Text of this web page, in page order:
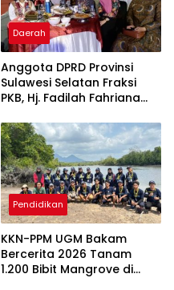
Daerah
Anggota DPRD Provinsi
Sulawesi Selatan Fraksi
PKB, Hj. Fadilah Fahriana
Takalar Menyalakan
Lentera Pengabdian
Melalui Malam Apresiasi
dan Inovasi Award 2026
Pendidikan
KKN-PPM UGM Bakam
Bercerita 2026 Tanam
1.200 Bibit Mangrove di